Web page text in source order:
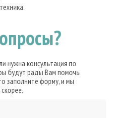
нужна консультация по
будут рады Вам помочь
заполните форму, и мы